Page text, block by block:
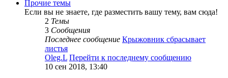
Прочие темы
Если вы не знаете, где разместить вашу тему, вам сюда!
2 Темы
3 Сообщения
Последнее сообщение Крыжовник сбрасывает
листья
Oleg.L Перейти к последнему сообщению
10 сен 2018, 13:40